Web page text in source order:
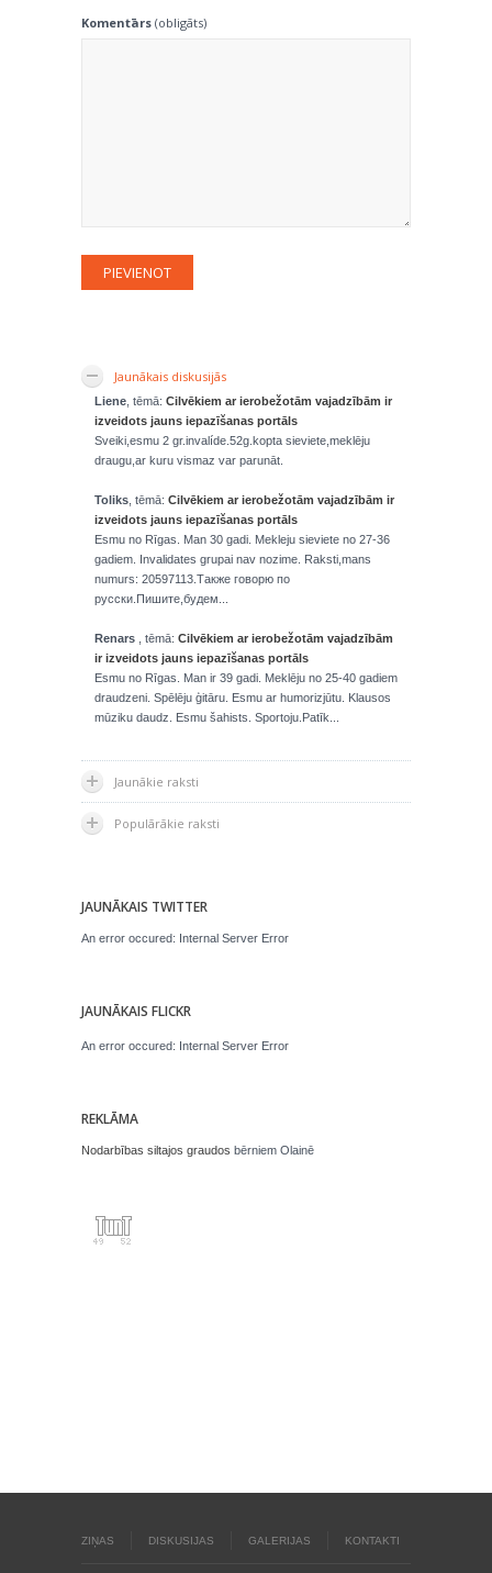
Komentārs (obligāts)
Jaunākais diskusijās
Liene , tēmā: Cilvēkiem ar ierobežotām vajadzībām ir
izveidots jauns iepazīšanas portāls
Sveiki,esmu 2 gr.invalíde.52g.kopta sieviete,meklēju
draugu,ar kuru vismaz var parunāt.
Toliks , tēmā: Cilvēkiem ar ierobežotām vajadzībām ir
izveidots jauns iepazīšanas portāls
Esmu no Rīgas. Man 30 gadi. Mekleju sieviete no 27-36
gadiem. Invalidates grupai nav nozime. Raksti,mans
numurs: 20597113.Также говорю по
русски.Пишите,будем...
Renars , tēmā: Cilvēkiem ar ierobežotām vajadzībām
ir izveidots jauns iepazīšanas portāls
Esmu no Rīgas. Man ir 39 gadi. Meklēju no 25-40 gadiem
draudzeni. Spēlēju ģitāru. Esmu ar humorizjūtu. Klausos
mūziku daudz. Esmu šahists. Sportoju.Patīk...
Jaunākie raksti
Populārākie raksti
JAUNĀKAIS TWITTER
An error occured: Internal Server Error
JAUNĀKAIS FLICKR
An error occured: Internal Server Error
REKLĀMA
Nodarbības siltajos graudos bērniem Olainē
ZIŅAS DISKUSIJAS GALERIJAS KONTAKTI